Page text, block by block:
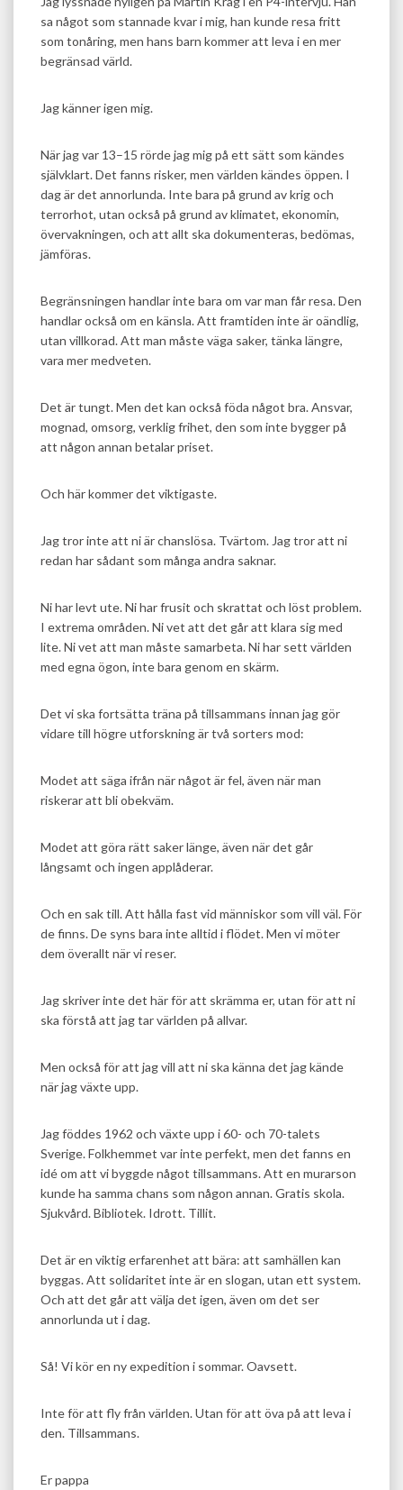
sa något som stannade kvar i mig, han kunde resa fritt
som tonåring, men hans barn kommer att leva i en mer
begränsad värld.
Jag känner igen mig.
När jag var 13–15 rörde jag mig på ett sätt som kändes
självklart. Det fanns risker, men världen kändes öppen. I
dag är det annorlunda. Inte bara på grund av krig och
terrorhot, utan också på grund av klimatet, ekonomin,
övervakningen, och att allt ska dokumenteras, bedömas,
jämföras.
Begränsningen handlar inte bara om var man får resa. Den
handlar också om en känsla. Att framtiden inte är oändlig,
utan villkorad. Att man måste väga saker, tänka längre,
vara mer medveten.
Det är tungt. Men det kan också föda något bra. Ansvar,
mognad, omsorg, verklig frihet, den som inte bygger på
att någon annan betalar priset.
Och här kommer det viktigaste.
Jag tror inte att ni är chanslösa. Tvärtom. Jag tror att ni
redan har sådant som många andra saknar.
Ni har levt ute. Ni har frusit och skrattat och löst problem.
I extrema områden. Ni vet att det går att klara sig med
lite. Ni vet att man måste samarbeta. Ni har sett världen
med egna ögon, inte bara genom en skärm.
Det vi ska fortsätta träna på tillsammans innan jag gör
vidare till högre utforskning är två sorters mod:
Modet att säga ifrån när något är fel, även när man
riskerar att bli obekväm.
Modet att göra rätt saker länge, även när det går
långsamt och ingen applåderar.
Och en sak till. Att hålla fast vid människor som vill väl. För
de finns. De syns bara inte alltid i flödet. Men vi möter
dem överallt när vi reser.
Jag skriver inte det här för att skrämma er, utan för att ni
ska förstå att jag tar världen på allvar.
Men också för att jag vill att ni ska känna det jag kände
när jag växte upp.
Jag föddes 1962 och växte upp i 60- och 70-talets
Sverige. Folkhemmet var inte perfekt, men det fanns en
idé om att vi byggde något tillsammans. Att en murarson
kunde ha samma chans som någon annan. Gratis skola.
Sjukvård. Bibliotek. Idrott. Tillit.
Det är en viktig erfarenhet att bära: att samhällen kan
byggas. Att solidaritet inte är en slogan, utan ett system.
Och att det går att välja det igen, även om det ser
annorlunda ut i dag.
Så! Vi kör en ny expedition i sommar. Oavsett.
Inte för att fly från världen. Utan för att öva på att leva i
den. Tillsammans.
Er pappa